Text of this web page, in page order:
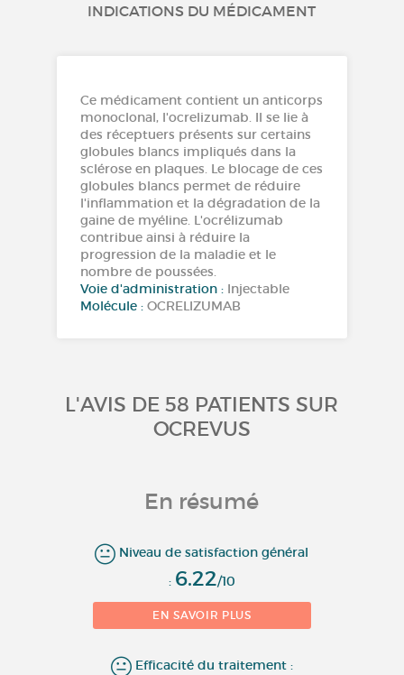
INDICATIONS DU MÉDICAMENT
Ce médicament contient un anticorps
monoclonal, l'ocrelizumab. Il se lie à
des réceptuers présents sur certains
globules blancs impliqués dans la
sclérose en plaques. Le blocage de ces
globules blancs permet de réduire
l'inflammation et la dégradation de la
gaine de myéline. L'ocrélizumab
contribue ainsi à réduire la
progression de la maladie et le
nombre de poussées.
Voie d'administration :Injectable
Molécule :OCRELIZUMAB
L'AVIS DE 58 PATIENTS SUR
OCREVUS
En résumé
Niveau de satisfaction général
: 6.22/10
EN SAVOIR PLUS
Efficacité du traitement :